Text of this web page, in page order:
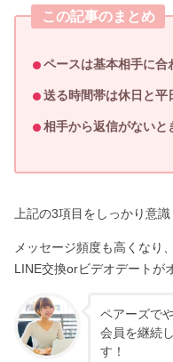
この記事のまとめ
ペースは基本相手に合
送る時間帯は休日と平
相手から返信がないと
上記の3項目をしっかり意
メッセージ頻度も高くなり
LINE交換orビデオデートが
ペアーズで
会員を継続
す！